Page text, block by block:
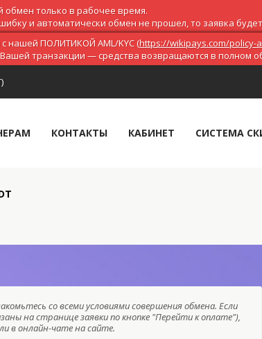
обмен только в рабочее время.
и автоматически обмен не прошел, то заявка
нашей ПОЛИТИКОЙ AML/KYC (https://wikipays.com/policy-
транзакции — средства возвращаются в полном
КОНТАКТЫ КАБИНЕТ СИСТЕМА
со всеми условиями совершения обмена. Если
на странице заявки по кнопке "Перейти к оплате"),
в онлайн-чате на сайте.